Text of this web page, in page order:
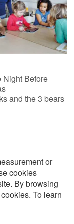
Night Before
and the 3 bears
or
cookies
By browsing
To learn